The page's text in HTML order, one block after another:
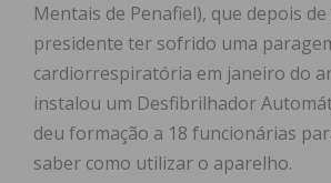
Mentais de Penafiel), que depois de
presidente ter sofrido uma
cardiorrespiratória em janeiro do
instalou um Desfibrilhador
deu formação a 18 funcionárias
saber como utilizar o aparelho.